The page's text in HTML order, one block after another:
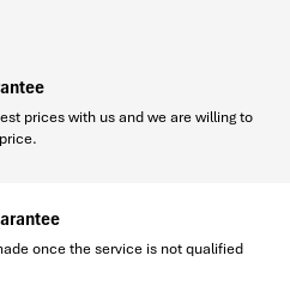
prices with us and we are willing to
once the service is not qualified